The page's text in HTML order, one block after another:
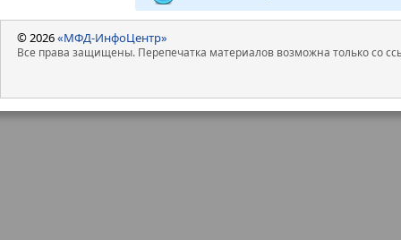
© 2026«МФД-ИнфоЦентр»
Все права защищены. Перепечатка материалов возможна только со